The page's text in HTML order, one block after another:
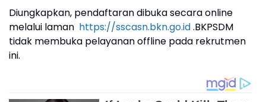
Diungkapkan, pendaftaran dibuka secara online
melalui laman https://sscasn.bkn.go.id.BKPSDM
tidak membuka pelayanan offline pada rekrutmen
ini.